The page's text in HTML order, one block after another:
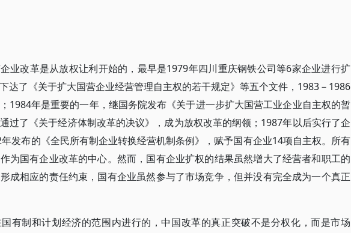
业改革是从放权让利开始的，最早是1979年四川重庆钢铁公司等6家企业进行扩
达了《关于扩大国营企业经营管理自主权的若干规定》等五个文件，1983－1986
1984年是重要的一年，继国务院发布《关于进一步扩大国营工业企业自主权的暂
过了《关于经济体制改革的决议》，成为放权改革的纲领；1987年以后实行了企
发布的《全民所有制企业转换经营机制条例》，赋予国有企业14项自主权。所有
为国有企业改革的中心。然而，国有企业扩权的结果虽然增大了经营者和职工的
成相应的责任约束，国有企业虽然参与了市场竞争，但并没有完全成为一个真正
有制和计划经济的范围内进行的，中国改革的真正突破不是分权化，而是市场